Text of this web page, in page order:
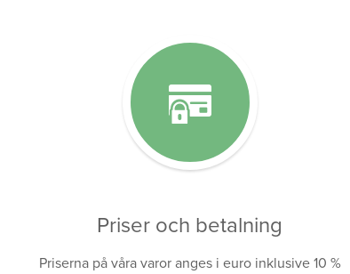
Priser och betalning
Priserna på våra varor anges i euro inklusive 10 %